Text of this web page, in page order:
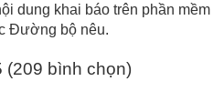
dung khai báo trên phần mềm
Đường bộ nêu.
(209 bình chọn)